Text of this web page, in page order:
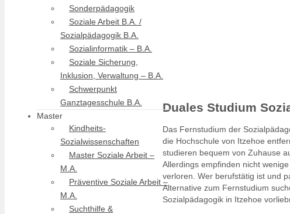
Duales Studium
Das Fernstudium der
die Hochschule von Itzehoe
studieren bequem von Zuhause
Allerdings empfinden nicht
verloren. Wer berufstätig ist und
Alternative zum Fernstudium
Sozialpädagogik in Itzehoe
Sonderpädagogik
Soziale Arbeit B.A. /
Sozialpädagogik B.A.
Sozialinformatik – B.A.
Soziale Sicherung,
Inklusion, Verwaltung – B.A.
Schwerpunkt
Ganztagesschule B.A.
Master
Kindheits-
Sozialwissenschaften
Master Soziale Arbeit –
M.A.
Präventive Soziale Arbeit –
M.A.
Suchthilfe &